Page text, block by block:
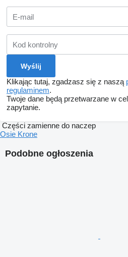
Klikając tutaj, zgadzasz się z naszą
regulaminem.
Twoje dane będą przetwarzane w
zapytanie.
Podobne ogłoszenia
Części zamienne do naczep
Osie Krone